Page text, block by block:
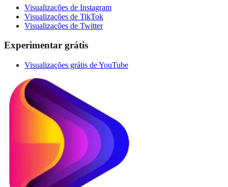
Visualizações de Instagram
Visualizações de TikTok
Visualizações de Twitter
Experimentar grátis
Visualizações grátis de YouTube